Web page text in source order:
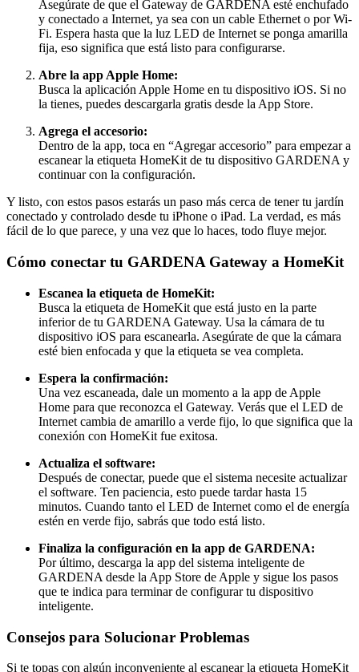
Asegúrate de que el Gateway de GARDENA esté enchufado
y conectado a Internet, ya sea con un cable Ethernet o por Wi-
Fi. Espera hasta que la luz LED de Internet se ponga amarilla
fija, eso significa que está listo para configurarse.
Abre la app Apple Home:
Busca la aplicación Apple Home en tu dispositivo iOS. Si no
la tienes, puedes descargarla gratis desde la App Store.
Agrega el accesorio:
Dentro de la app, toca en “Agregar accesorio” para empezar a
escanear la etiqueta HomeKit de tu dispositivo GARDENA y
continuar con la configuración.
Y listo, con estos pasos estarás un paso más cerca de tener tu jardín
conectado y controlado desde tu iPhone o iPad. La verdad, es más
fácil de lo que parece, y una vez que lo haces, todo fluye mejor.
Cómo conectar tu GARDENA Gateway a HomeKit
Escanea la etiqueta de HomeKit:
Busca la etiqueta de HomeKit que está justo en la parte
inferior de tu GARDENA Gateway. Usa la cámara de tu
dispositivo iOS para escanearla. Asegúrate de que la cámara
esté bien enfocada y que la etiqueta se vea completa.
Espera la confirmación:
Una vez escaneada, dale un momento a la app de Apple
Home para que reconozca el Gateway. Verás que el LED de
Internet cambia de amarillo a verde fijo, lo que significa que la
conexión con HomeKit fue exitosa.
Actualiza el software:
Después de conectar, puede que el sistema necesite actualizar
el software. Ten paciencia, esto puede tardar hasta 15
minutos. Cuando tanto el LED de Internet como el de energía
estén en verde fijo, sabrás que todo está listo.
Finaliza la configuración en la app de GARDENA:
Por último, descarga la app del sistema inteligente de
GARDENA desde la App Store de Apple y sigue los pasos
que te indica para terminar de configurar tu dispositivo
inteligente.
Consejos para Solucionar Problemas
Si te topas con algún inconveniente al escanear la etiqueta HomeKit